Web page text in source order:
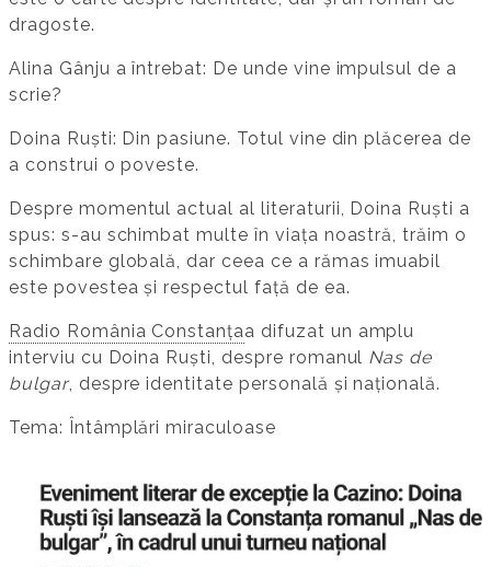
dragoste.
Alina Gânju a întrebat: De unde vine impulsul de a
scrie?
Doina Ruști: Din pasiune. Totul vine din plăcerea de
a construi o poveste.
Despre momentul actual al literaturii, Doina Ruști a
spus: s-au schimbat multe în viața noastră, trăim o
schimbare globală, dar ceea ce a rămas imuabil
este povestea și respectul față de ea.
Radio România Constanțaa difuzat un amplu
interviu cu Doina Ruști, despre romanul Nas de
bulgar, despre identitate personală și națională.
Tema: Întâmplări miraculoase